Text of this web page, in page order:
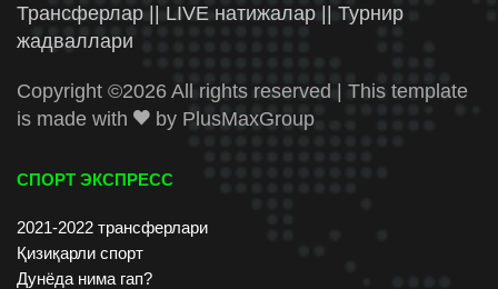
Трансферлар || LIVE натижалар || Турнир
жадваллари
Copyright ©2026 All rights reserved | This template
is made with
by PlusMaxGroup
СПОРТ ЭКСПРЕСС
2021-2022 трансферлари
Қизиқарли спорт
Дунёда нима гап?